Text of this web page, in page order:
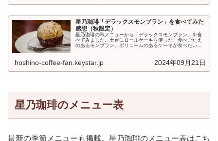
星乃珈琲「デラックスモンブラン」を食べてみた
感想（秋限定）
星乃珈琲の秋メニューから「デラックスモンブラン」を食
べてみました。土台にロールケーキを使った、食べごたえ
のあるモンブラン。ボリュームのあるケーキが食べたい時
hoshino-coffee-fan.keystar.jp 2024年09月21日
星乃珈琲のメニュー表
最新の季節メニューも掲載。星乃珈琲のメニュー表はこち